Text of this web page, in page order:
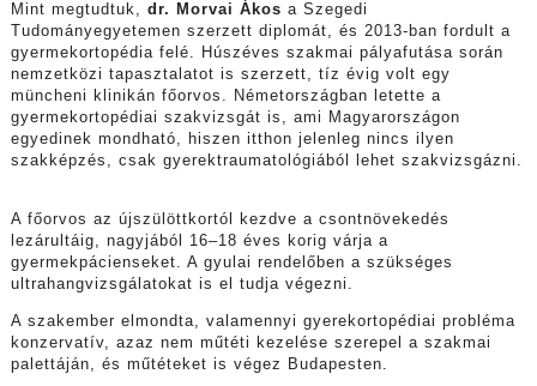
Mint megtudtuk, dr. Morvai Ákos a Szegedi
Tudományegyetemen szerzett diplomát, és 2013-ban fordult a
gyermekortopédia felé. Húszéves szakmai pályafutása során
nemzetközi tapasztalatot is szerzett, tíz évig volt egy
müncheni klinikán főorvos. Németországban letette a
gyermekortopédiai szakvizsgát is, ami Magyarországon
egyedinek mondható, hiszen itthon jelenleg nincs ilyen
szakképzés, csak gyerektraumatológiából lehet szakvizsgázni.
A főorvos az újszülöttkortól kezdve a csontnövekedés
lezárultáig, nagyjából 16–18 éves korig várja a
gyermekpácienseket. A gyulai rendelőben a szükséges
ultrahangvizsgálatokat is el tudja végezni.
A szakember elmondta, valamennyi gyerekortopédiai probléma
konzervatív, azaz nem műtéti kezelése szerepel a szakmai
palettáján, és műtéteket is végez Budapesten.